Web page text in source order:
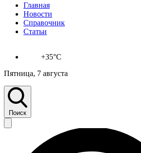
Главная
Новости
Справочник
Статьи
+35°C
Пятница, 7 августа
Поиск